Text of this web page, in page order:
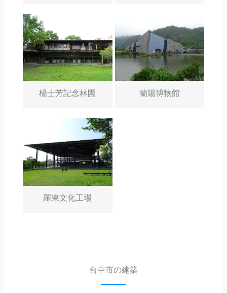
楊士芳記念林園 蘭陽博物館
羅東文化工場
台中市の建築